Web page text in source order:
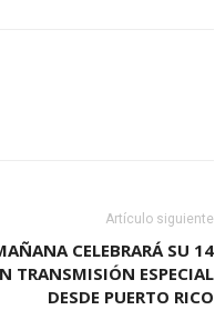
Artículo siguiente
CELEBRARÁ SU 14
TRANSMISIÓN ESPECIAL
DESDE PUERTO RICO